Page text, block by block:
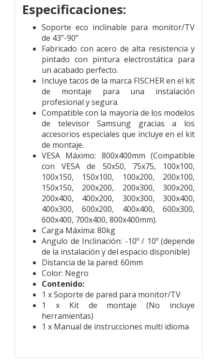
Especificaciones:
Soporte eco inclinable para monitor/TV
de 43”-90”
Fabricado con acero de alta resistencia y
pintado con pintura electrostática para
un acabado perfecto.
Incluye tacos de la marca FISCHER en el kit
de montaje para una instalación
profesional y segura.
Compatible con la mayoría de los modelos
de televisor Samsung gracias a los
accesorios especiales que incluye en el kit
de montaje.
VESA Máximo: 800x400mm (Compatible
con VESA de 50x50, 75x75, 100x100,
100x150, 150x100, 100x200, 200x100,
150x150, 200x200, 200x300, 300x200,
200x400, 400x200, 300x300, 300x400,
400x300, 600x200, 400x400, 600x300,
600x400, 700x400, 800x400mm).
Carga Máxima: 80kg
Angulo de Inclinación: -10º / 10º (depende
de la instalación y del espacio disponible)
Distancia de la pared: 60mm
Color: Negro
Contenido:
1 x Soporte de pared para monitor/TV
1 x Kit de montaje (No incluye
herramientas)
1 x Manual de instrucciones multi idioma